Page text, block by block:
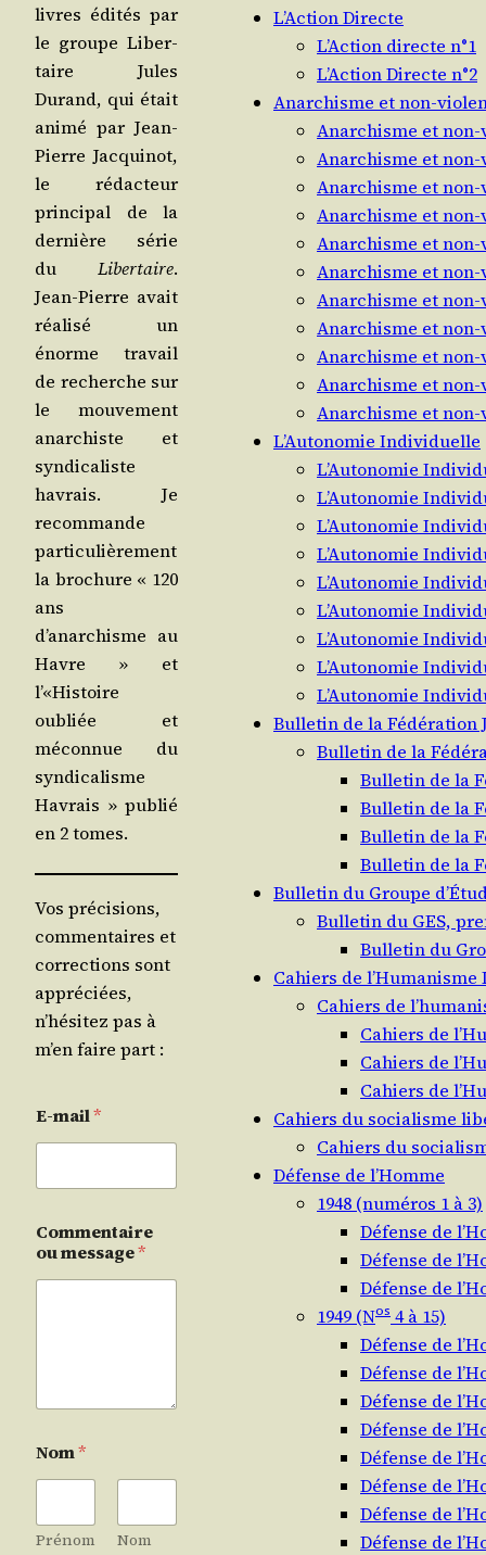
livres édi­tés par
le groupe Liber­
taire Jules
Durand, qui était
ani­mé par Jean-
Pierre Jac­qui­not,
le rédac­teur
prin­ci­pal de la
der­nière série
du Liber­taire.
Jean-Pierre avait
réa­li­sé un
énorme tra­vail
de recherche sur
le mou­ve­ment
anar­chiste et
syn­di­ca­liste
havrais. Je
recom­mande
par­ti­cu­liè­re­ment
la bro­chure « 120
ans
d’anarchisme au
Havre » et
l’«Histoire
oubliée et
mécon­nue du
syn­di­ca­lisme
Havrais » publié
en 2 tomes.
Vos précisions,
commentaires et
corrections sont
appréciées,
n’hésitez pas à
m’en faire part :
E-mail*
Commentaire
ou message*
Nom*
Prénom Nom
L’Action Directe
L’Action directe n°1
L’Action Directe n°2
Anarchisme et non-
Anarchisme et non-
Anarchisme et non-
Anarchisme et non-
Anarchisme et non-
Anarchisme et non-
Anarchisme et non-
Anarchisme et non-
Anarchisme et non-
Anarchisme et non-
Anarchisme et non-
Anarchisme et non-
L’Autonomie Individuelle
L’Autonomie
L’Autonomie
L’Autonomie
L’Autonomie
L’Autonomie
L’Autonomie
L’Autonomie
L’Autonomie
L’Autonomie
Bulletin de la Fédération
Bulletin de la
Bulletin de la
Bulletin de la
Bulletin de la
Bulletin de la
Bulletin du Groupe
Bulletin du GES,
Bulletin du
Cahiers de
Cahiers de
Cahiers de
Cahiers de
Cahiers de
Cahiers du socialisme
Cahiers du
Défense de l’Homme
1948 (numéros 1 à 3)
Défense de
Défense de
Défense de
1949 (Nos 4 à 15)
Défense de
Défense de
Défense de
Défense de
Défense de
Défense de
Défense de
Défense de